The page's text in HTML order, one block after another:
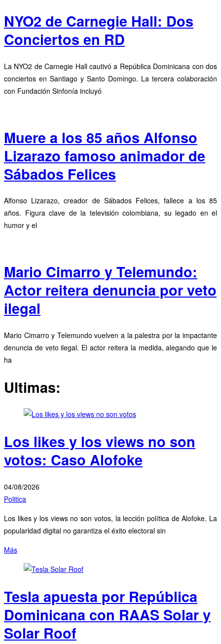
NYO2 de Carnegie Hall: Dos
Conciertos en RD
La NYO2 de Carnegie Hall cautivó a República Dominicana con dos
conciertos en Santiago y Santo Domingo. La tercera colaboración
con Fundación Sinfonía incluyó
Muere a los 85 años Alfonso
Lizarazo famoso animador de
Sábados Felices
Alfonso Lizarazo, creador de Sábados Felices, fallece a los 85
años. Figura clave de la televisión colombiana, su legado en el
humor y el
Mario Cimarro y Telemundo:
Actor reitera denuncia por veto
ilegal
Mario Cimarro y Telemundo vuelven a la palestra por la impactante
denuncia de veto ilegal. El actor reitera la medida, alegando que le
ha
Ultimas:
Los likes y los views no son
votos: Caso Alofoke
04/08/2026
Politica
Los likes y los views no son votos, la lección política de Alofoke. La
popularidad digital no garantiza el éxito electoral sin
Más
Tesla apuesta por República
Dominicana con RAAS Solar y
Solar Roof